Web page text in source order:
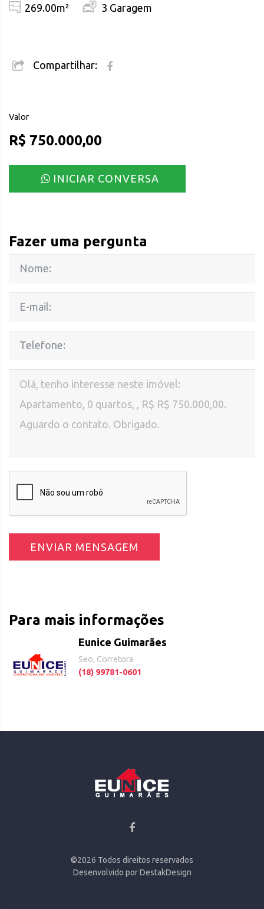
269.00m²
3 Garagem
Compartilhar:
Valor
R$ 750.000,00
INICIAR CONVERSA
Fazer uma pergunta
ENVIAR MENSAGEM
Para mais informações
Eunice Guimarães
Seo, Corretora
(18) 99781-0601
©2026 Todos direitos reservados
Desenvolvido porDestakDesign